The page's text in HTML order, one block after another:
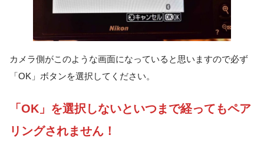
カメラ側がこのような画面になっていると思いますので必ず
「OK」ボタンを選択してください。
「OK」を選択しないといつまで経ってもペア
リングされません！